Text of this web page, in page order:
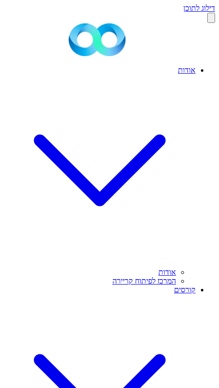
דילוג לתוכן
אודות
אודות
המרכז לפיתוח קריירה
קורסים